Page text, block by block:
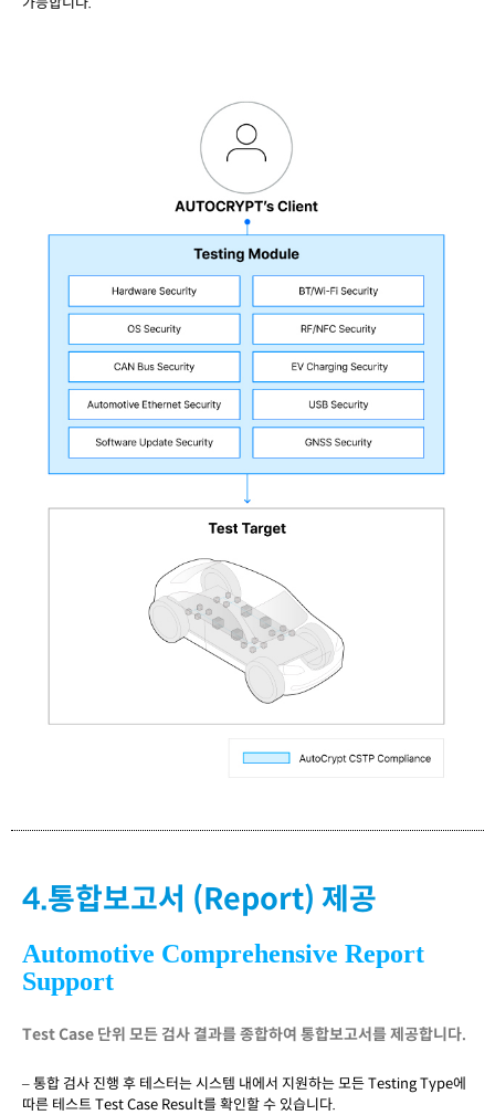
4.통합보고서 (Report) 제공
Automotive Comprehensive Report
Support
Test Case 단위 모든 검사 결과를 종합하여 통합보고서를 제공합니다.
– 통합 검사 진행 후 테스터는 시스템 내에서 지원하는 모든Testing Type에
따른 테스트Test Case Result를 확인할 수 있습니다.